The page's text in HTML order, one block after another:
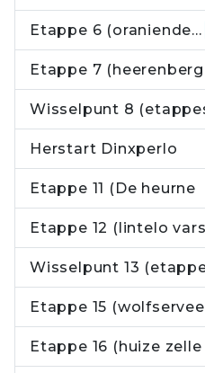
Etappe 6 (oraniendeich
Etappe 7 (heerenberg
Wisselpunt 8
Herstart Dinxperlo
Etappe 11 (De heurne
Etappe 12 (lintelo
Etappe 15
Etappe 16 (huize zelle